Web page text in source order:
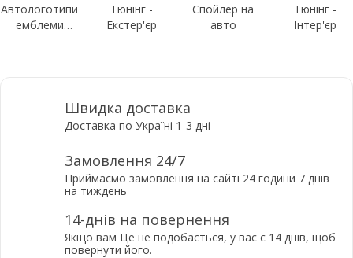
Автологотипи
емблеми
Тюнінг -
Екстер'єр
Спойлер на
авто
Тюнінг -
Інтер'єр
Швидка доставка
Доставка по Україні 1-3 дні
Замовлення 24/7
Приймаємо замовлення на сайті 24 години 7 днів
на тиждень
14-днів на повернення
Якщо вам Це не подобається, у вас є 14 днів, щоб
повернути його.